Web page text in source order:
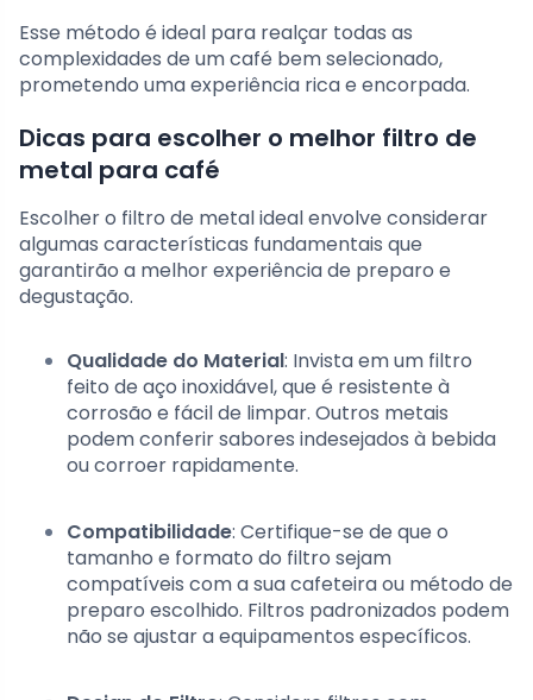
Esse método é ideal para realçar todas as
complexidades de um café bem selecionado,
prometendo uma experiência rica e encorpada.
Dicas para escolher o melhor filtro de
metal para café
Escolher o filtro de metal ideal envolve considerar
algumas características fundamentais que
garantirão a melhor experiência de preparo e
degustação.
Qualidade do Material: Invista em um filtro
feito de aço inoxidável, que é resistente à
corrosão e fácil de limpar. Outros metais
podem conferir sabores indesejados à bebida
ou corroer rapidamente.
Compatibilidade: Certifique-se de que o
tamanho e formato do filtro sejam
compatíveis com a sua cafeteira ou método de
preparo escolhido. Filtros padronizados podem
não se ajustar a equipamentos específicos.